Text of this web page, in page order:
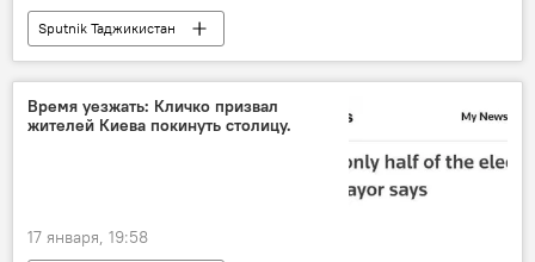
Sputnik Таджикистан
Время уезжать: Кличко призвал
жителей Киева покинуть столицу.
17 января, 19:58